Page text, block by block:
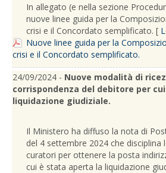
In allegato (e nella sezione
nuove linee guida per la
crisi e il Concordato semplificato. [
Nuove linee guida per la
crisi e il Concordato semplificato.
24/09/2024 - Nuove modalità di
corrispondenza del debitore per
liquidazione giudiziale.
Il Ministero ha diffuso la nota di
del 4 settembre 2024 che disciplina
curatori per ottenere la posta
cui è stata aperta la liquidazione